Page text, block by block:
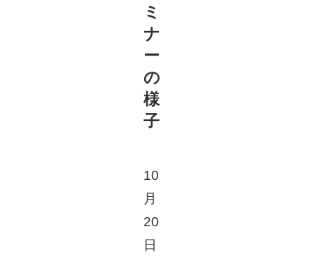
ミ
ナ
ー
の
様
子
10
月
20
日